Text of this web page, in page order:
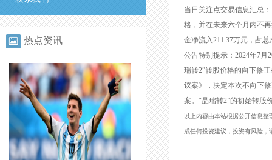
热点资讯
当日关注点交易信息汇总
格，并在未来六个月内不
金净流入211.37万元，占
公告特别提示：2024年7月
瑞转2”转股价格的向下修
议案》，决定本次不向下
案。“晶瑞转2”的初始转股
以上内容由本站根据公开信息整
成任何投资建议，投资有风险，